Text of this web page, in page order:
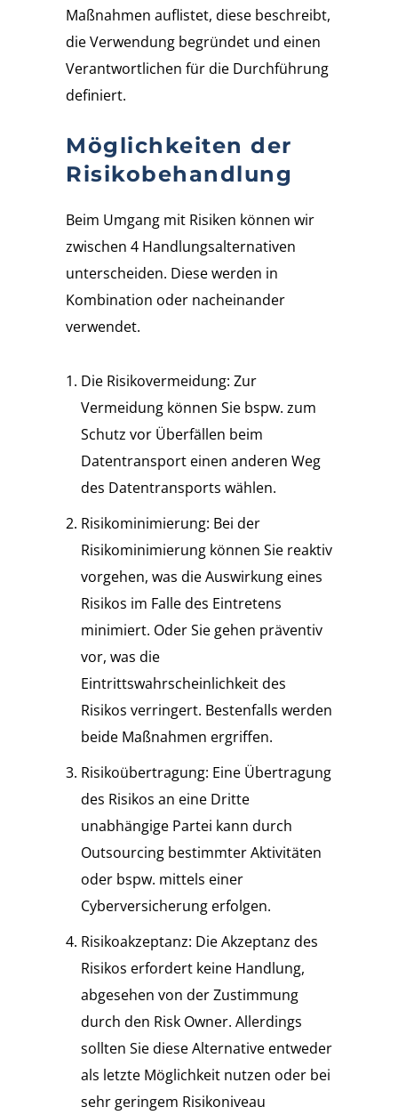
Maßnahmen auflistet, diese beschreibt,
die Verwendung begründet und einen
Verantwortlichen für die Durchführung
definiert.
Möglichkeiten der
Risikobehandlung
Beim Umgang mit Risiken können wir
zwischen 4 Handlungsalternativen
unterscheiden. Diese werden in
Kombination oder nacheinander
verwendet.
Die Risikovermeidung: Zur
Vermeidung können Sie bspw. zum
Schutz vor Überfällen beim
Datentransport einen anderen Weg
des Datentransports wählen.
Risikominimierung: Bei der
Risikominimierung können Sie reaktiv
vorgehen, was die Auswirkung eines
Risikos im Falle des Eintretens
minimiert. Oder Sie gehen präventiv
vor, was die
Eintrittswahrscheinlichkeit des
Risikos verringert. Bestenfalls werden
beide Maßnahmen ergriffen.
Risikoübertragung: Eine Übertragung
des Risikos an eine Dritte
unabhängige Partei kann durch
Outsourcing bestimmter Aktivitäten
oder bspw. mittels einer
Cyberversicherung erfolgen.
Risikoakzeptanz: Die Akzeptanz des
Risikos erfordert keine Handlung,
abgesehen von der Zustimmung
durch den Risk Owner. Allerdings
sollten Sie diese Alternative entweder
als letzte Möglichkeit nutzen oder bei
sehr geringem Risikoniveau